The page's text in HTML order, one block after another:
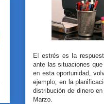
El estrés es la
ante las situaciones
en esta oportunidad,
ejemplo; en la
distribución de dinero
Marzo.